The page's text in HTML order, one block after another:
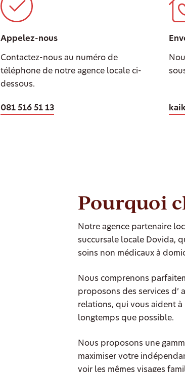
Appelez-nous
Contactez-nous au numéro de
téléphone de notre agence locale ci-
dessous.
081 516 51 13
Pourquoi
Notre agence partenaire
succursale locale Dovida,
soins non médicaux à
Nous comprenons
proposons des services d’
relations, qui vous aident
longtemps que possible.
Nous proposons une
maximiser votre
voir les mêmes visages